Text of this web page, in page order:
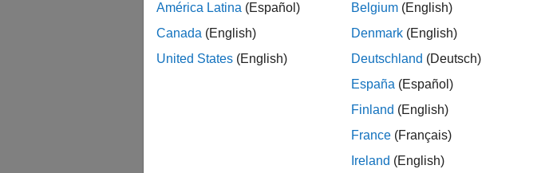
América Latina (Español)
Canada (English)
United States (English)
Belgium (English)
Denmark (English)
Deutschland (Deutsch)
España (Español)
Finland (English)
France (Français)
Ireland (English)